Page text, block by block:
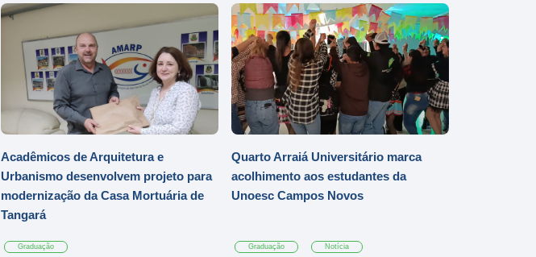
Acadêmicos de Arquitetura e
Urbanismo desenvolvem projeto para
modernização da Casa Mortuária de
Tangará
Graduação
Quarto Arraiá Universitário marca
acolhimento aos estudantes da
Unoesc Campos Novos
Graduação Notícia